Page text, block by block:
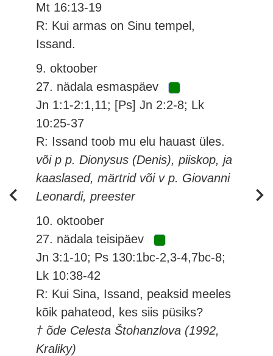
Mt 16:13-19
R: Kui armas on Sinu tempel,
Issand.
9. oktoober
27. nädala esmaspäev
Jn 1:1-2:1,11; [Ps] Jn 2:2-8; Lk
10:25-37
R: Issand toob mu elu hauast üles.
või p p. Dionysus (Denis), piiskop, ja
kaaslased, märtrid või v p. Giovanni
Leonardi, preester
10. oktoober
27. nädala teisipäev
Jn 3:1-10; Ps 130:1bc-2,3-4,7bc-8;
Lk 10:38-42
R: Kui Sina, Issand, peaksid meeles
kõik pahateod, kes siis püsiks?
† õde Celesta Štohanzlova (1992,
Kraliky)